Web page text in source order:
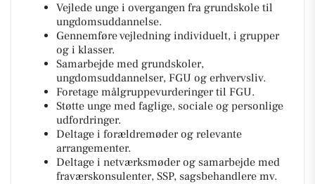
Vejlede unge i overgangen fra grundskole til
ungdomsuddannelse.
Gennemføre vejledning individuelt, i grupper
og i klasser.
Samarbejde med grundskoler,
ungdomsuddannelser, FGU og erhvervsliv.
Foretage målgruppevurderinger til FGU.
Støtte unge med faglige, sociale og personlige
udfordringer.
Deltage i forældremøder og relevante
arrangementer.
Deltage i netværksmøder og samarbejde med
fraværskonsulenter, SSP, sagsbehandlere mv.